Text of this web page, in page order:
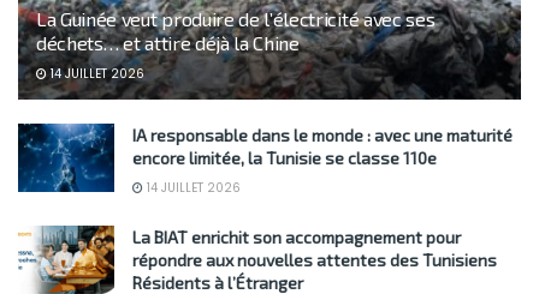
La Guinée veut produire de l’électricité avec ses
déchets… et attire déjà la Chine
14 JUILLET 2026
IA responsable dans le monde : avec une maturité
encore limitée, la Tunisie se classe 110e
14 JUILLET 2026
La BIAT enrichit son accompagnement pour
répondre aux nouvelles attentes des Tunisiens
Résidents à l’Étranger